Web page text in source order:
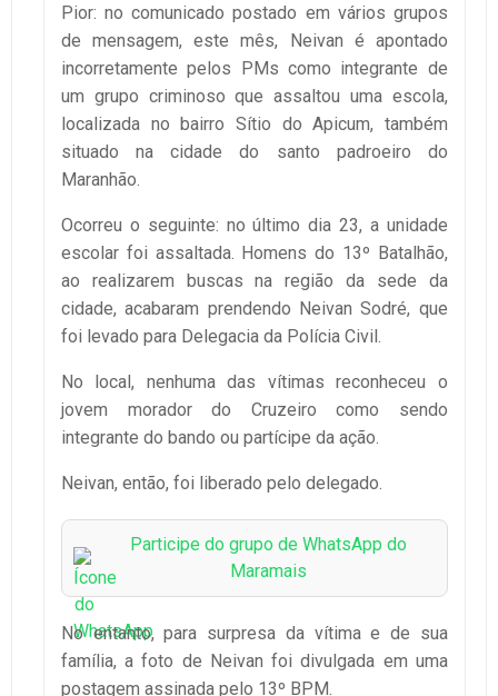
Pior: no comunicado postado em vários grupos
de mensagem, este mês, Neivan é apontado
incorretamente pelos PMs como integrante de
um grupo criminoso que assaltou uma escola,
localizada no bairro Sítio do Apicum, também
situado na cidade do santo padroeiro do
Maranhão.
Ocorreu o seguinte: no último dia 23, a unidade
escolar foi assaltada. Homens do 13º Batalhão,
ao realizarem buscas na região da sede da
cidade, acabaram prendendo Neivan Sodré, que
foi levado para Delegacia da Polícia Civil.
No local, nenhuma das vítimas reconheceu o
jovem morador do Cruzeiro como sendo
integrante do bando ou partícipe da ação.
Neivan, então, foi liberado pelo delegado.
Participe do grupo de WhatsApp do
Maramais
No entanto, para surpresa da vítima e de sua
família, a foto de Neivan foi divulgada em uma
postagem assinada pelo 13º BPM.